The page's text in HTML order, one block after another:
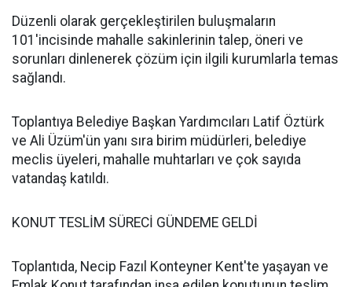
Düzenli olarak gerçekleştirilen buluşmaların
101'incisinde mahalle sakinlerinin talep, öneri ve
sorunları dinlenerek çözüm için ilgili kurumlarla temas
sağlandı.
Toplantıya Belediye Başkan Yardımcıları Latif Öztürk
ve Ali Üzüm'ün yanı sıra birim müdürleri, belediye
meclis üyeleri, mahalle muhtarları ve çok sayıda
vatandaş katıldı.
KONUT TESLİM SÜRECİ GÜNDEME GELDİ
Toplantıda, Necip Fazıl Konteyner Kent'te yaşayan ve